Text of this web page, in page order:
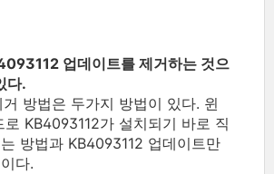
업데이트를 제거하는 것으
다.
방법은 두가지 방법이 있다. 윈
로 KB4093112가 설치되기 바로 직
방법과 KB4093112 업데이트만
다.